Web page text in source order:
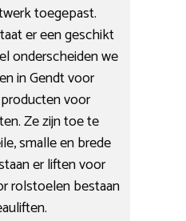
toegepast.
er een geschikt
onderscheiden we
in Gendt voor
voor
Ze zijn toe te
smalle en brede
er liften voor
rolstoelen bestaan